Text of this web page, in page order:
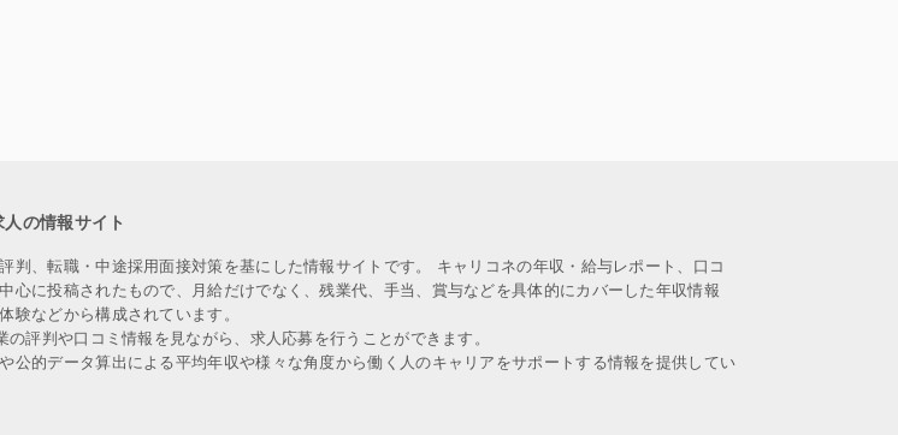
の情報サイト
、転職・中途採用面接対策を基にした情報サイトです。 キャリコネの年収・給与レポート、口コ
に投稿されたもので、月給だけでなく、残業代、手当、賞与などを具体的にカバーした年収情報
などから構成されています。
評判や口コミ情報を見ながら、求人応募を行うことができます。
的データ算出による平均年収や様々な角度から働く人のキャリアをサポートする情報を提供してい